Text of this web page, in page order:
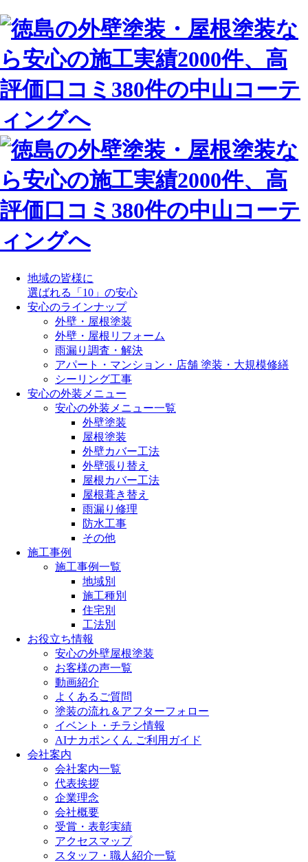
地域の皆様に
選ばれる「10」の安心
安心のラインナップ
外壁・屋根塗装
外壁・屋根リフォーム
雨漏り調査・解決
アパート・マンション・店舗 塗装・大規模修繕
シーリング工事
安心の外装メニュー
安心の外装メニュー一覧
外壁塗装
屋根塗装
外壁カバー工法
外壁張り替え
屋根カバー工法
屋根葺き替え
雨漏り修理
防水工事
その他
施工事例
施工事例一覧
地域別
施工種別
住宅別
工法別
お役立ち情報
安心の外壁屋根塗装
お客様の声一覧
動画紹介
よくあるご質問
塗装の流れ＆アフターフォロー
イベント・チラシ情報
AIナカポンくん ご利用ガイド
会社案内
会社案内一覧
代表挨拶
企業理念
会社概要
受賞・表彰実績
アクセスマップ
スタッフ・職人紹介一覧